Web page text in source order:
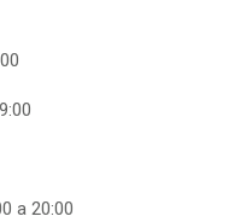
a 20:00